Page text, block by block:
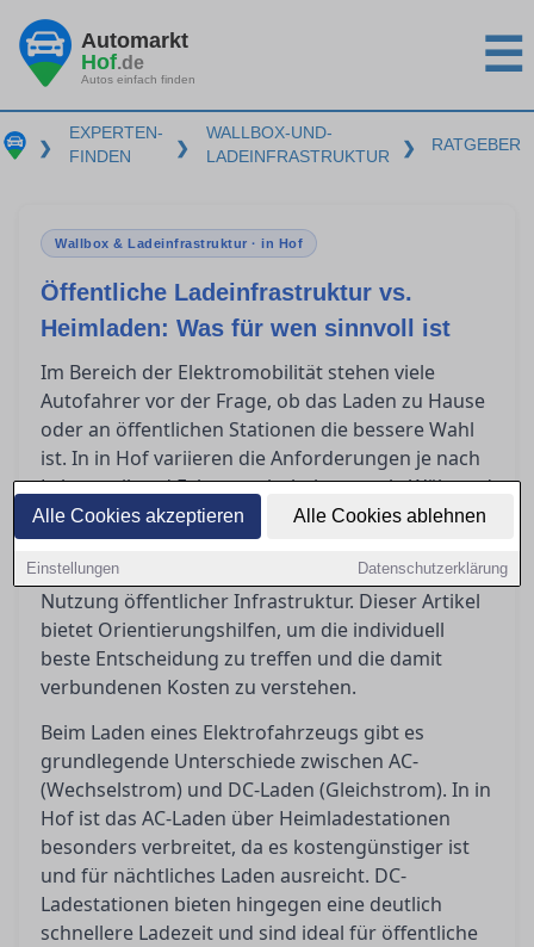
Alle Cookies akzeptieren Alle Cookies ablehnen
Einstellungen Datenschutzerklärung
Automarkt
Hof.de
Autos einfach finden ☰
❯
EXPERTEN-
FINDEN
❯
WALLBOX-UND-
LADEINFRASTRUKTUR
❯ RATGEBER
Wallbox & Ladeinfrastruktur · in Hof
Öffentliche Ladeinfrastruktur vs.
Heimladen: Was für wen sinnvoll ist
Im Bereich der Elektromobilität stehen viele
Autofahrer vor der Frage, ob das Laden zu Hause
oder an öffentlichen Stationen die bessere Wahl
ist. In in Hof variieren die Anforderungen je nach
Lebensstil und Fahrgewohnheiten stark. Während
das Heimladen langfristige Investitionen
erfordert, spielt die Ladegeschwindigkeit – ob AC
oder DC – eine entscheidende Rolle bei der
Nutzung öffentlicher Infrastruktur. Dieser Artikel
bietet Orientierungshilfen, um die individuell
beste Entscheidung zu treffen und die damit
verbundenen Kosten zu verstehen.
Beim Laden eines Elektrofahrzeugs gibt es
grundlegende Unterschiede zwischen AC-
(Wechselstrom) und DC-Laden (Gleichstrom). In in
Hof ist das AC-Laden über Heimladestationen
besonders verbreitet, da es kostengünstiger ist
und für nächtliches Laden ausreicht. DC-
Ladestationen bieten hingegen eine deutlich
schnellere Ladezeit und sind ideal für öffentliche